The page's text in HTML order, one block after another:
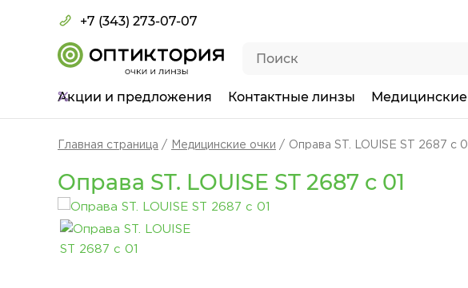
+7 (343) 273-07-07
Акции и предложения Контактные линзы Медицинские
Главная страница Медицинские очки Оправа ST. LOUISE ST 2687 c 01
Оправа ST. LOUISE ST 2687 c 01